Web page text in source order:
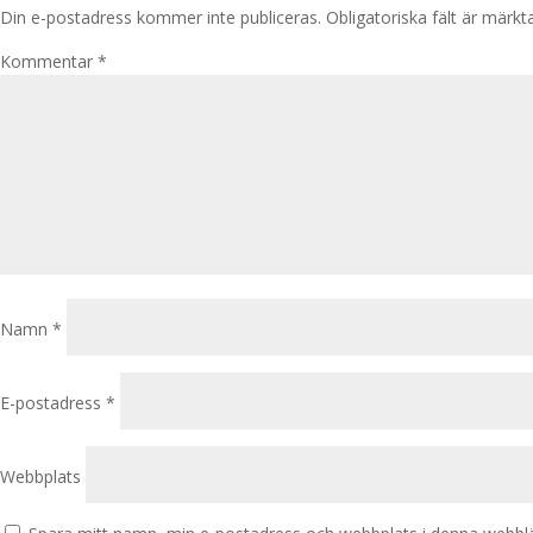
Din e-postadress kommer inte publiceras. Obligatoriska fält är
Kommentar *
Namn *
E-postadress *
Webbplats